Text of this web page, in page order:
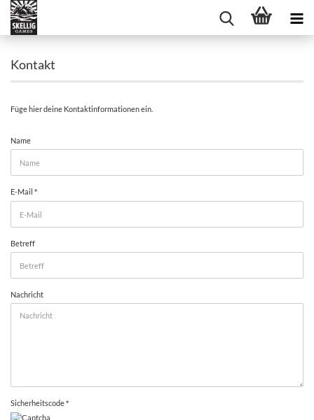
Kontakt
Füge hier deine Kontaktinformationen ein.
KONTAKT
Name
E-Mail
Betreff
Nachricht
Sicherheitscode